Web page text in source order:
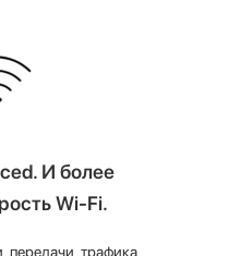
И более
Wi-Fi.
передачи трафика